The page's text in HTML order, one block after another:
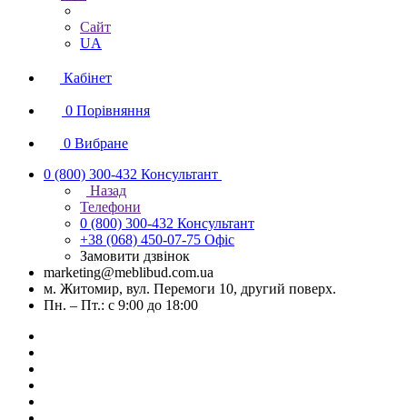
Сайт
UA
Кабінет
0 Порівняння
0 Вибране
0 (800) 300-432 Консультант
Назад
Телефони
0 (800) 300-432 Консультант
+38 (068) 450-07-75 Офіс
Замовити дзвінок
marketing@meblibud.com.ua
м. Житомир, вул. Перемоги 10, другий поверх.
Пн. – Пт.: с 9:00 до 18:00